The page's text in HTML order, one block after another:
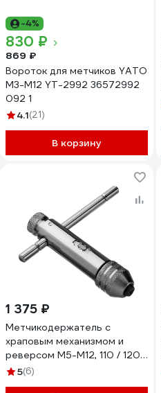
-4%
830 ₽
869 ₽
Вороток для метчиков YATO
M3-M12 YT-2992 36572992
092 1
4.1(21)
В корзину
1 375 ₽
Метчикодержатель с
храповым механизмом и
реверсом М5-М12, 110 / 120
мм, ЗУБР 28138-110_z01
5(6)